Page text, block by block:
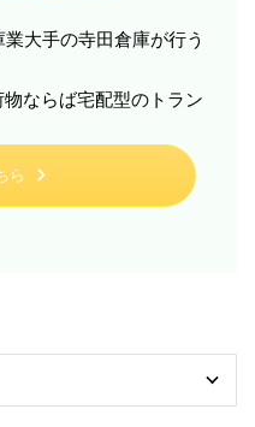
大手の寺田倉庫が行う
ならば宅配型のトラン
ら